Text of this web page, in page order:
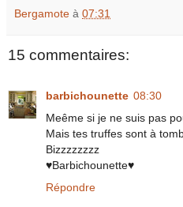
Bergamote à 07:31
15 commentaires:
barbichounette 08:30
Meême si je ne suis pas
Mais tes truffes sont à
Bizzzzzzzz
♥Barbichounette♥
Répondre